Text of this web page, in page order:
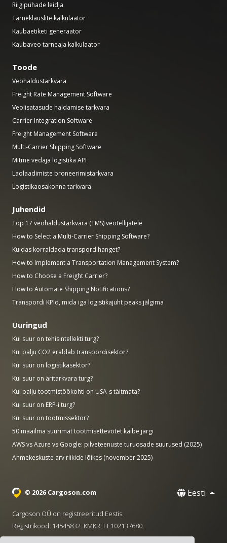
Riigipühade leidja
Tarneklauslite kalkulaator
Kaubaetiketi generaator
Kaubaveo tarneaja kalkulaator
Toode
Veohaldustarkvara
Freight Rate Management Software
Veolisatasude haldamise tarkvara
Carrier Integration Software
Freight Management Software
Multi-Carrier Shipping Software
Mitme vedaja logistika API
Laolaadimiste broneerimistarkvara
Logistikaosakonna tarkvara
Juhendid
Top 17 veohaldustarkvara (TMS) veotellijatele
How to Select a Multi-Carrier Shipping Software?
Kuidas korraldada transpordihanget?
How to Implement a Transportation Management System?
How to Choose a Freight Carrier?
How to Automate Shipping Notifications?
Transpordi KPId, mida iga logistikajuht peaks jälgima
Uuringud
Kui suur on tehisintellekti turg?
Kui palju CO2 eraldab transpordisektor?
Kui suur on logistikasektor?
Kui suur on äritarkvara turg?
Kui palju tootmistöökohti on USA-s täitmata?
Kui suur on ERP-i turg?
Kui suur on tootmissektor?
50 maailma suurimat tootmisettevõtet käibe järgi
AWS vs Azure vs Google: pilveteenuste turuosade suurused (2025)
Anmekeskuste arv riikide lõikes (november 2025)
© 2026 Cargoson.com Eesti
Cargoson OÜ on registreeritud Eestis.
Registrikood: 14545832. KMKR: EE102137680.